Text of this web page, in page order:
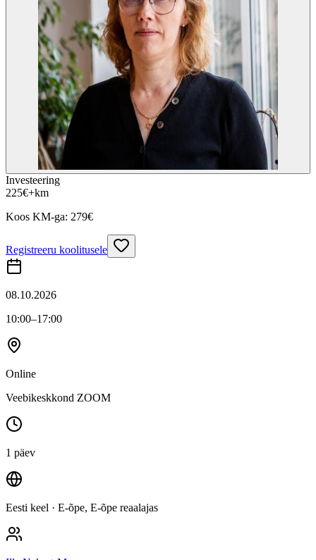
Investeering
225€+km
Koos KM-ga: 279€
Registreeru koolitusele
08.10.2026
10:00–17:00
Online
Veebikeskkond ZOOM
1 päev
Eesti keel · E-õpe, E-õpe reaalajas